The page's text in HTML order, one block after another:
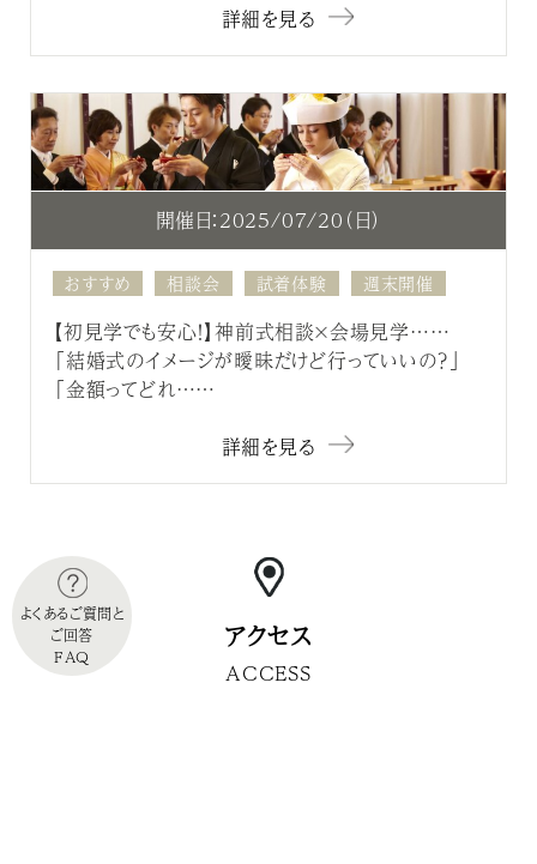
詳細を見る
開催日：2025/07/20（日）
おすすめ 相談会 試着体験 週末開催
【初見学でも安心！】神前式相談×会場見学……
「結婚式のイメージが曖昧だけど行っていいの？」
「金額ってどれ……
詳細を見る
アクセス
ACCESS
よくあるご質問と
ご回答
FAQ